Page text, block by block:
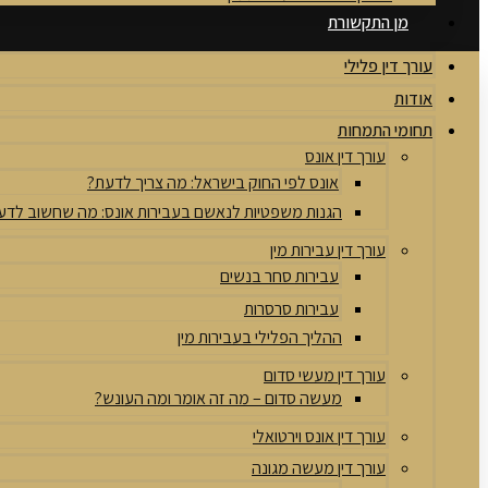
מן התקשורת
עורך דין פלילי
אודות
תחומי התמחות
עורך דין אונס
אונס לפי החוק בישראל: מה צריך לדעת?
הגנות משפטיות לנאשם בעבירות אונס: מה שחשוב
עורך דין עבירות מין
עבירות סחר בנשים
עבירות סרסרות
ההליך הפלילי בעבירות מין
עורך דין מעשי סדום
מעשה סדום – מה זה אומר ומה העונש?
עורך דין אונס וירטואלי
עורך דין מעשה מגונה